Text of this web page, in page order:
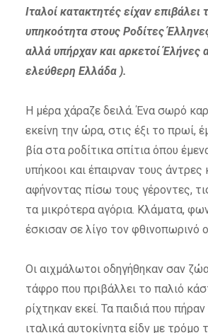
Ιταλοί κατακτητές είχαν επιβάλει
υπηκοότητα στους Ροδίτες
αλλά υπήρχαν και αρκετοί Έλήνες
ελεύθερη Ελλάδα ).
Η μέρα χάραζε δειλά. Ένα σωρό
εκείνη την ώρα, στις έξι το πρωί,
βία στα ροδίτικα σπίτια όπου
υπήκοοι και έπαιρναν τους άντρες
αφήνοντας πίσω τους γέροντες,
τα μικρότερα αγόρια. Κλάματα,
έσκισαν σε λίγο τον φθινοπωρινό
Οι αιχμάλωτοι οδηγήθηκαν σαν
τάφρο που πριβάλλει το παλιό
ρίχτηκαν εκεί. Τα παιδιά που
ιταλικά αυτοκίνητα είδν με τρόμο